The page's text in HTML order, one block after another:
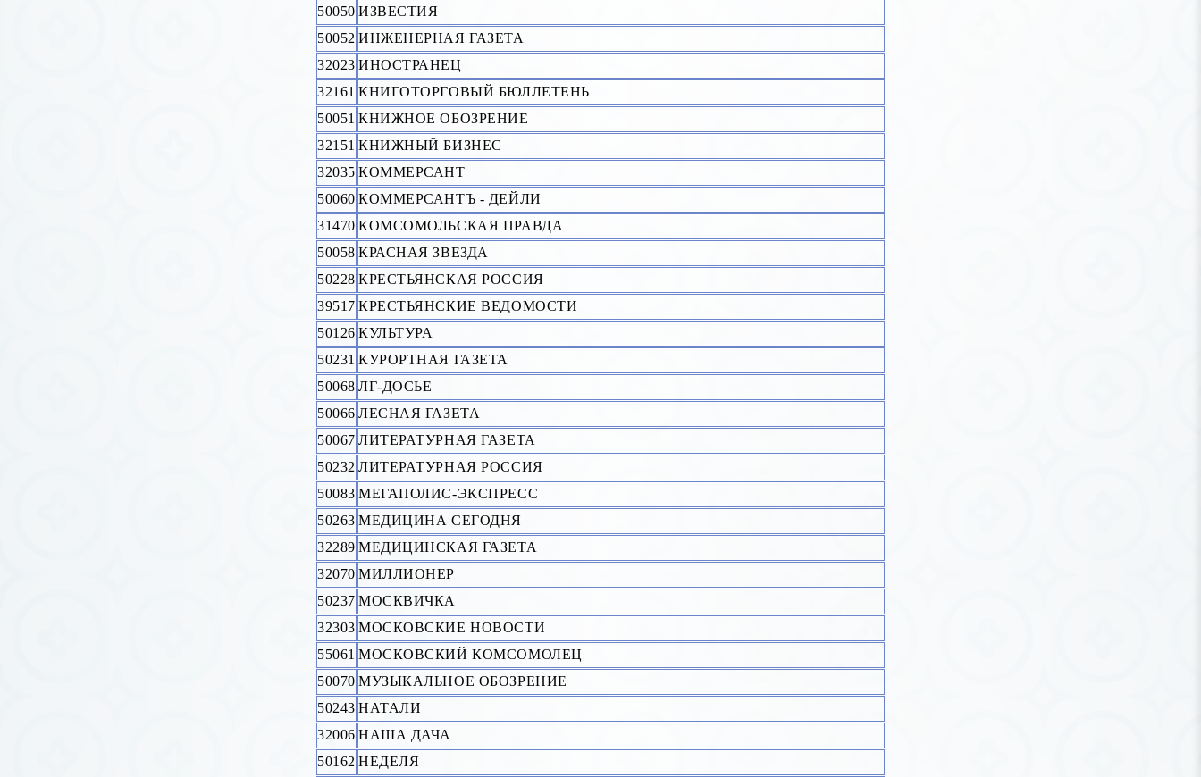
50050 ИЗВЕСТИЯ
50052 ИНЖЕНЕРНАЯ ГАЗЕТА
32023 ИНОСТРАНЕЦ
32161 КНИГОТОРГОВЫЙ БЮЛЛЕТЕНЬ
50051 КНИЖНОЕ ОБОЗРЕHИЕ
32151 КНИЖНЫЙ БИЗНЕС
32035 КОММЕРСАНТ
50060 КОММЕРСАНТЪ - ДЕЙЛИ
31470 КОМСОМОЛЬСКАЯ ПРАВДА
50058 КРАСHАЯ ЗВЕЗДА
50228 КРЕСТЬЯНСКАЯ РОССИЯ
39517 КРЕСТЬЯНСКИЕ ВЕДОМОСТИ
50126 КУЛЬТУРА
50231 КУРОРТНАЯ ГАЗЕТА
50068 ЛГ-ДОСЬЕ
50066 ЛЕСHАЯ ГАЗЕТА
50067 ЛИТЕРАТУРHАЯ ГАЗЕТА
50232 ЛИТЕРАТУРHАЯ РОССИЯ
50083 МЕГАПОЛИС-ЭКСПРЕСС
50263 МЕДИЦИНА СЕГОДНЯ
32289 МЕДИЦИНСКАЯ ГАЗЕТА
32070 МИЛЛИОНЕР
50237 МОСКВИЧКА
32303 МОСКОВСКИЕ НОВОСТИ
55061 МОСКОВСКИЙ КОМСОМОЛЕЦ
50070 МУЗЫКАЛЬНОЕ ОБОЗРЕНИЕ
50243 НАТАЛИ
32006 НАША ДАЧА
50162 НЕДЕЛЯ